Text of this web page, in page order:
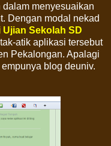
menyesuaikan
Dengan modal nekad
Sekolah SD
atik aplikasi tersebut
Pekalongan. Apalagi
blog deuniv.